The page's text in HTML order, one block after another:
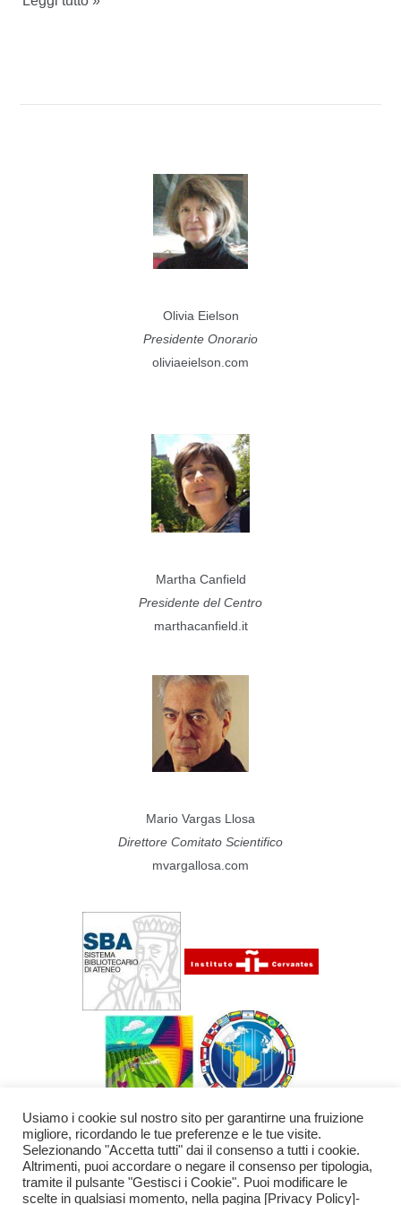
Narrazioni
Olivia Eielson
Presidente Onorario
oliviaeielson.com
Martha Canfield
Presidente del Centro
marthacanfield.it
Mario Vargas Llosa
Direttore Comitato Scientifico
mvargallosa.com
Usiamo i cookie sul nostro sito per garantirne una fruizione
migliore, ricordando le tue preferenze e le tue visite.
Selezionando "Accetta tutti" dai il consenso a tutti i cookie.
Altrimenti, puoi accordare o negare il consenso per tipologia,
tramite il pulsante "Gestisci i Cookie". Puoi modificare le
scelte in qualsiasi momento, nella pagina [Privacy Policy]-